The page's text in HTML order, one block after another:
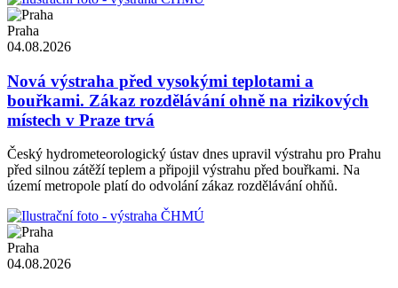
Praha
04.08.2026
Nová výstraha před vysokými teplotami a
bouřkami. Zákaz rozdělávání ohně na rizikových
místech v Praze trvá
Český hydrometeorologický ústav dnes upravil výstrahu pro Prahu
před silnou zátěží teplem a připojil výstrahu před bouřkami. Na
území metropole platí do odvolání zákaz rozdělávání ohňů.
Praha
04.08.2026